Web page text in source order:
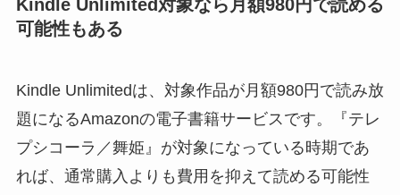
Kindle Unlimited対象なら月額980円で読める
可能性もある
Kindle Unlimitedは、対象作品が月額980円で読み放
題になるAmazonの電子書籍サービスです。『テレ
プシコーラ／舞姫』が対象になっている時期であ
れば、通常購入よりも費用を抑えて読める可能性